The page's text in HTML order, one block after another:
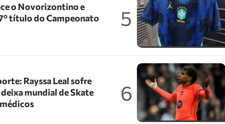
o Novorizontino e
título do Campeonato
Rayssa Leal sofre
mundial de Skate
5
6